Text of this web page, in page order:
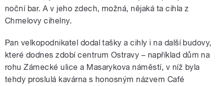
noční bar. A v jeho zdech, možná, nějaká ta cihla z
Chmelovy cihelny.
Pan velkopodnikatel dodal tašky a cihly i na další budovy,
které dodnes zdobí centrum Ostravy – například dům na
rohu Zámecké ulice a Masarykova náměstí, v níž byla
tehdy proslulá kavárna s honosným názvem Café